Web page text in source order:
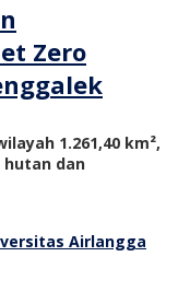
Zero
1.261,40 km²,
dan